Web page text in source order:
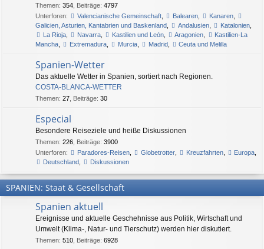
Themen: 354 Beiträge: 4797
Unterforen:
Valencianische Gemeinschaft, Balearen, Kanaren,
Galicien, Asturien, Kantabrien und Baskenland
Andalusien, Katalonien,
La Rioja, Navarra, Kastilien und León, Aragonien
Kastilien-La
Mancha
Extremadura, Murcia, Madrid, Ceuta und Melilla
Spanien-Wetter
Das aktuelle Wetter in Spanien, sortiert nach Regionen.
COSTA-BLANCA-WETTER
Themen: 27 Beiträge: 30
Especial
Besondere Reiseziele und heiße Diskussionen
Themen: 226 Beiträge: 3900
Unterforen:
Paradores-Reisen, Globetrotter, Kreuzfahrten, Europa
Deutschland, Diskussionen
SPANIEN: Staat & Gesellschaft
Spanien aktuell
Ereignisse und aktuelle Geschehnisse aus Politik, Wirtschaft und
Umwelt (Klima-, Natur- und Tierschutz) werden hier diskutiert.
Themen: 510 Beiträge: 6928